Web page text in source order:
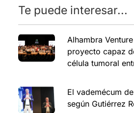
Te puede interesar...
Alhambra
proyecto capaz
célula tumoral
El vademécum
según Gutiérrez